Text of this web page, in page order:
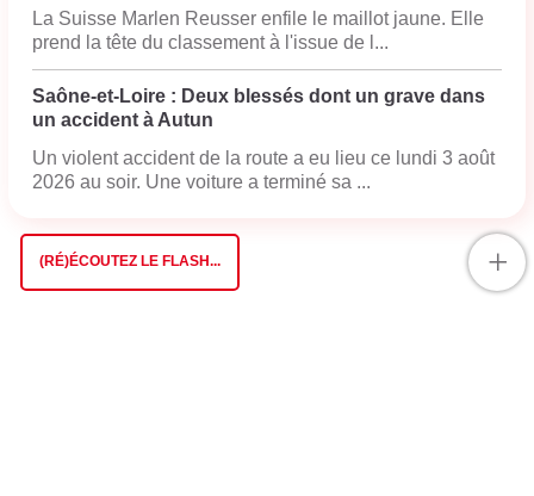
La Suisse Marlen Reusser enfile le maillot jaune. Elle
prend la tête du classement à l'issue de l...
Saône-et-Loire : Deux blessés dont un grave dans
un accident à Autun
Un violent accident de la route a eu lieu ce lundi 3 août
2026 au soir. Une voiture a terminé sa ...
(RÉ)ÉCOUTEZ LE FLASH... +